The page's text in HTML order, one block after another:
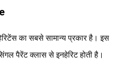
का सबसे सामान्य प्रकार है। इस
पैरेंट क्लास से इनहेरिट होती है।